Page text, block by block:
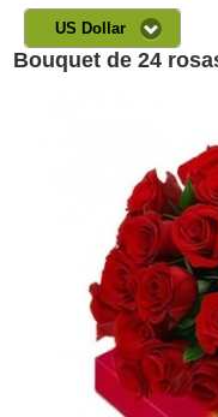
US Dollar
Bouquet de 24